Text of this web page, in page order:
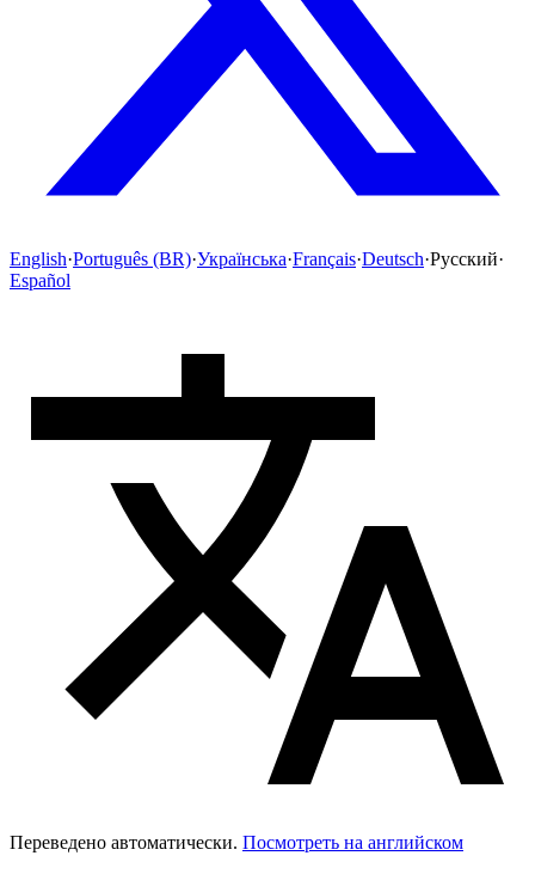
English·Português (BR)·Українська·Français·Deutsch·Русский·
Español
Переведено автоматически. Посмотреть на английском